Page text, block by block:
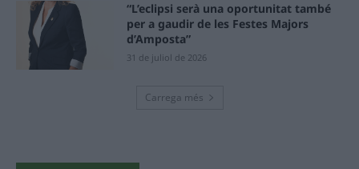
“L’eclipsi serà una oportunitat també
per a gaudir de les Festes Majors
d’Amposta”
31 de juliol de 2026
Carrega més